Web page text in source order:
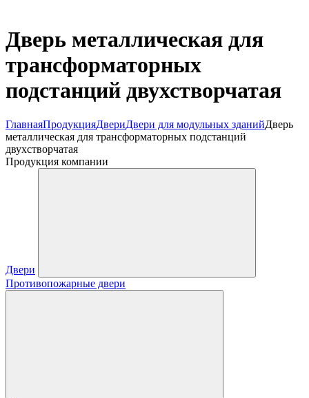
Дверь металлическая для
трансформаторных
подстанций двухстворчатая
ГлавнаяПродукцияДвериДвери для модульных зданийДверь
металлическая для трансформаторных подстанций
двухстворчатая
Продукция компании
Двери
Противопожарные двери